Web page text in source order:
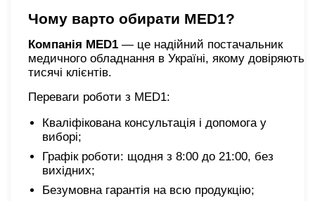
Чому варто обирати MED1?
Компанія MED1 — це надійний постачальник
медичного обладнання в Україні, якому довіряють
тисячі клієнтів.
Переваги роботи з MED1:
Кваліфікована консультація і допомога у
виборі;
Графік роботи: щодня з 8:00 до 21:00, без
вихідних;
Безумовна гарантія на всю продукцію;